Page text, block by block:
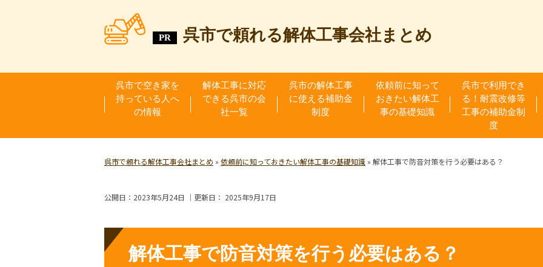
呉市で頼れる解体工事会社まとめ
呉市で空き家を
持っている人へ
の情報
解体工事に対応
できる呉市の会
社一覧
呉市の解体工事
に使える補助金
制度
依頼前に知って
おきたい解体工
事の基礎知識
呉市で利用でき
る！耐震改修等
工事の補助金制
度
呉市で頼れる解体工事会社まとめ » 依頼前に知っておきたい解体工事の基礎知識 » 解体工事で防音対策を行う必要はある？
公開日： 2023年5月24日 ｜更新日： 2025年9月17日
解体工事で防音対策を行う必要はある？